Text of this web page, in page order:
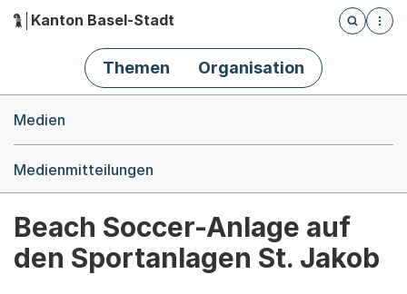
Hauptnavigation
Kanton Basel-Stadt
Öffnet
Themen Organisation
Medien
Medienmitteilungen
Beach Soccer-Anlage auf
den Sportanlagen St. Jakob